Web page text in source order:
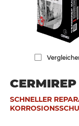
SCHNELLER